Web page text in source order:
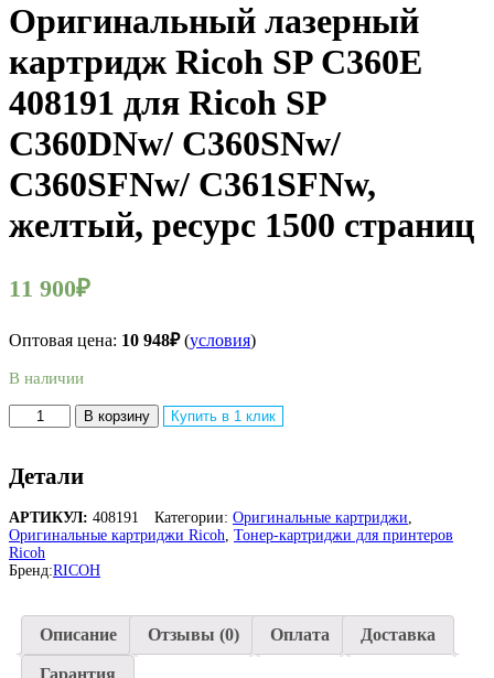
Оригинальный лазерный
картридж Ricoh SP C360E
408191 для Ricoh SP
C360DNw/ C360SNw/
C360SFNw/ C361SFNw,
желтый, ресурс 1500 страниц
11 900₽
Оптовая цена: 10 948₽(условия)
В наличии
Количество
товара
лазерный
картридж
Ricoh
SP
C360E
408191
Ricoh
C360DNw/
C360SNw/
В корзину Купить в 1 клик
Детали
АРТИКУЛ: 408191 Категории: Оригинальные картриджи,
Оригинальные картриджи Ricoh, Тонер-картриджи для принтеров
Ricoh
Бренд:RICOH
Описание Отзывы (0) Оплата Доставка